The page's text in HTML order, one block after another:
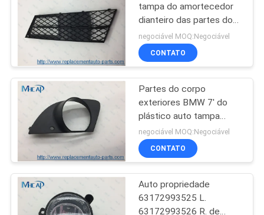
ENTRE
CONTATO
CONOSCO
PEÇA
UMAS
CITAÇÕES
Mola automotivo do
pulso de disparo
78
Bobina de auto
ignição
117
tampa do amortecedor
dianteiro das partes do
corpo do carro do OEM
auto E60LCI E61LCI
negociável MOQ:Negociável
CONTATO
Partes do corpo
exteriores BMW 7' do
plástico auto tampa
automotivo da lâmpada
da névoa de E65 E66
E67
negociável MOQ:Negociável
CONTATO
Auto propriedade
63172993525 L.
63172993526 R. de